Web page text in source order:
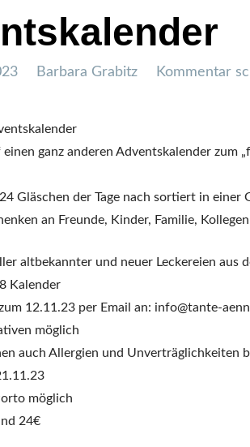
Barbara Grabitz Kommentar
ganz anderen Adventskalender zum
Gläschen der Tage nach sortiert in einer
an Freunde, Kinder, Familie,
altbekannter und neuer Leckereien aus
Kalender
12.11.23 per Email an: info@tante-
möglich
auch Allergien und Unverträglichkeiten
möglich
24€